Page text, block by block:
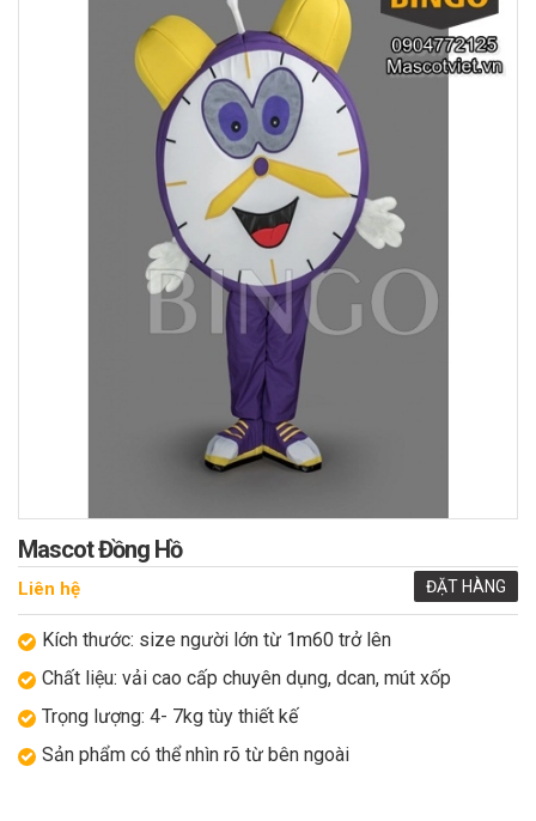
Mascot Đồng Hồ
ĐẶT HÀNG
Liên hệ
Kích thước: size người lớn từ 1m60 trở lên
Chất liệu: vải cao cấp chuyên dụng, dcan, mút xốp
Trọng lượng: 4- 7kg tùy thiết kế
Sản phẩm có thể nhìn rõ từ bên ngoài